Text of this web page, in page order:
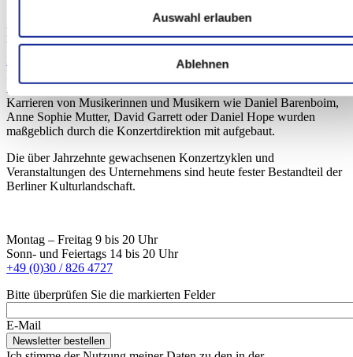
Auswahl erlauben
Ablehnen
Seit jeher teilt das Team um Jutta und Witiko Adler seine
Leidenschaft für klassische Musik
bringt weltberühmte Künstlerinnen und Künstler auf die Bühnen der
Berliner Philharmonie
Kammermusiksaals
Konzerten mit den Stars der Klassik ist der Konzertdirektion Hans
Adler auch dieNachwuchsförderungein großes Anliegen:
Karrieren von Musikerinnen und Musikern wie Daniel Barenboim,
Anne Sophie Mutter, David Garrett oder Daniel Hope wurden
maßgeblich durch die Konzertdirektion mit aufgebaut.
Die über Jahrzehnte gewachsenen Konzertzyklen und
Veranstaltungen des Unternehmens sind heute fester Bestandteil der
Berliner Kulturlandschaft.
Montag – Freitag 9 bis 20 Uhr
Sonn- und Feiertags 14 bis 20 Uhr
+49 (0)30 / 826 4727
Bitte überprüfen Sie die markierten Felder
E-Mail